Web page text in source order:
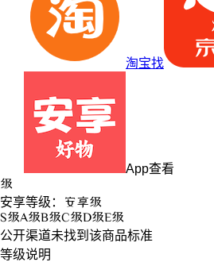
淘宝找
App查看
级
安享等级： 安享级
S级A级B级C级D级E级
公开渠道未找到该商品标准
等级说明